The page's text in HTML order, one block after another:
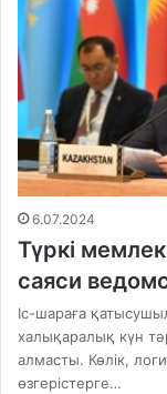
6.07.2024
Түркі
саяси
Іс-шараға
халықаралық күн
алмасты. Көлік,
өзгерістерге…